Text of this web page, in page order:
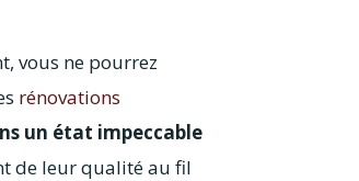
vous ne pourrez
rénovations
un état impeccable
de leur qualité au fil